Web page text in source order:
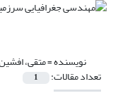
نویسنده =متقی،
تعداد مقالات: 1